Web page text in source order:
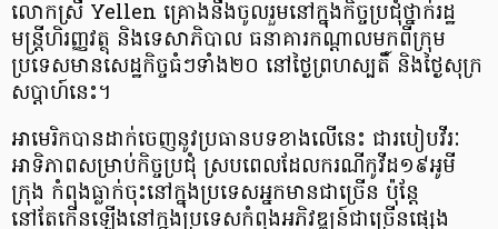
លោកស្រី Yellen គ្រោងនឹងចូលរួមនៅក្នុងកិច្ចប្រជុំថ្នាក់រដ្ឋ
មន្ត្រីហិរញ្ញវត្ថុ និងទេសាភិបាល ធនាគារកណ្តាលមកពីក្រុម
ប្រទេសមានសេដ្ឋកិច្ចធំៗទាំង២០ នៅថ្ងៃព្រហស្បតិ៍ និងថ្ងៃសុក្រ
សប្តាហ៍នេះ។
អាមេរិកបានដាក់ចេញនូវប្រធានបទខាងលើនេះ ជារបៀបវីរៈ
អាទិភាពសម្រាប់កិច្ចប្រជុំ ស្របពេលដែលករណីកូវីដ១៩អូមី
ក្រុង កំពុងធ្លាក់ចុះនៅក្នុងប្រទេសអ្នកមានជាច្រើន ប៉ុន្តែ
នៅតែកើនឡើងនៅក្នុងប្រទេសកំពុងអភិវឌ្ឍន៍ជាច្រើនផ្សេង